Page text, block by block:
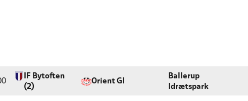
IF Bytoften
(2)
Orient GI
Ballerup
Idrætspark